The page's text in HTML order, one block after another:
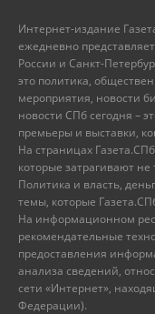
Интернет-издание
ежедневно
России и Санкт-
это политика,
мероприятия, новости
новости СПб сегодня –
премьеры и выставки,
На страницах
которые затрагивают
Политика и власть,
темы, которые
На информационном
рекомендательные
предоставления
анализа сведений,
сети «Интернет»,
Федерации).